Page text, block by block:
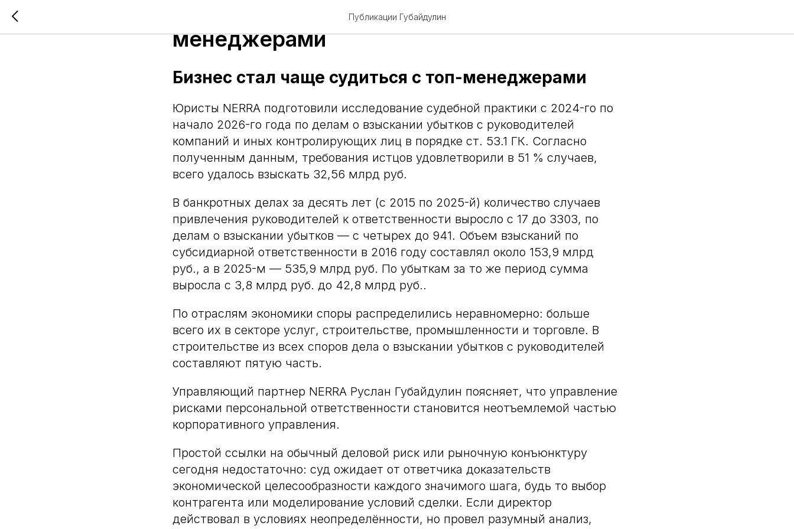
Публикации Губайдулин
Бизнес стал чаще судиться с топ-
менеджерами
Бизнес стал чаще судиться с топ-менеджерами
Юристы NERRA подготовили исследование судебной практики с 2024-го по
начало 2026-го года по делам о взыскании убытков с руководителей
компаний и иных контролирующих лиц в порядке ст. 53.1 ГК. Согласно
полученным данным, требования истцов удовлетворили в 51 % случаев,
всего удалось взыскать 32,56 млрд руб.
В банкротных делах за десять лет (с 2015 по 2025-й) количество случаев
привлечения руководителей к ответственности выросло с 17 до 3303, по
делам о взыскании убытков — с четырех до 941. Объем взысканий по
субсидиарной ответственности в 2016 году составлял около 153,9 млрд
руб., а в 2025-м — 535,9 млрд руб. По убыткам за то же период сумма
выросла с 3,8 млрд руб. до 42,8 млрд руб..
По отраслям экономики споры распределились неравномерно: больше
всего их в секторе услуг, строительстве, промышленности и торговле. В
строительстве из всех споров дела о взыскании убытков с руководителей
составляют пятую часть.
Управляющий партнер NERRA Руслан Губайдулин поясняет, что управление
рисками персональной ответственности становится неотъемлемой частью
корпоративного управления.
Простой ссылки на обычный деловой риск или рыночную конъюнктуру
сегодня недостаточно: суд ожидает от ответчика доказательств
экономической целесообразности каждого значимого шага, будь то выбор
контрагента или моделирование условий сделки. Если директор
действовал в условиях неопределённости, но провел разумный анализ,